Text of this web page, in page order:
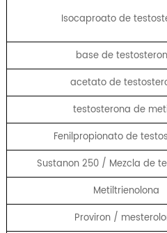
Isocaproato de
base de
acetato de
testosterona de
Fenilpropionato de
Sustanon 250 / Mezcla de
Metiltrienolona
Proviron /